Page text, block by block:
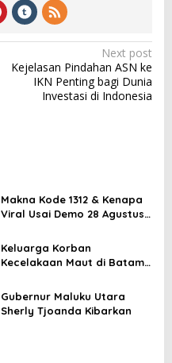
Next post
Kejelasan Pindahan ASN ke
IKN Penting bagi Dunia
Investasi di Indonesia
Makna Kode 1312 & Kenapa
Viral Usai Demo 28 Agustus
Keluarga Korban
Kecelakaan Maut di Batam
Gubernur Maluku Utara
Sherly Tjoanda Kibarkan